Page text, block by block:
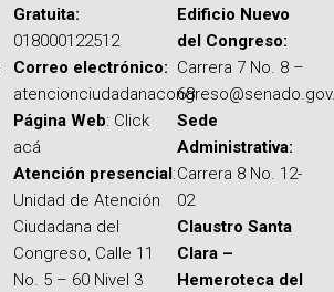
Gratuita:
018000122512
Correo electrónico:
Página Web: Click
acá
Atención presencial:
Unidad de Atención
Ciudadana del
Congreso, Calle 11
No. 5 – 60 Nivel 3
Edificio Nuevo
del Congreso:
Carrera 7 No. 8 –
68
Sede
Administrativa:
Carrera 8 No. 12-
02
Claustro Santa
Clara –
Hemeroteca del